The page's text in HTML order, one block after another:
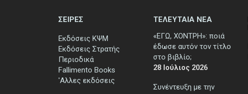
ΣΕΙΡΕΣ
Εκδόσεις ΚΨΜ
Εκδόσεις Στρατής
Περιοδικά
Fallimento Books
'Αλλες εκδόσεις
ΤΕΛΕΥΤΑΙΑ ΝΕΑ
«ΕΓΩ, ΧΟΝΤΡΗ»: ποιά
έδωσε αυτόν τον τίτλο
στο βιβλίο;
28 Ιούλιος 2026
Συνέντευξη με την